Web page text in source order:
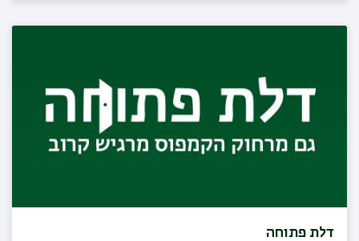
דלת פתוחה